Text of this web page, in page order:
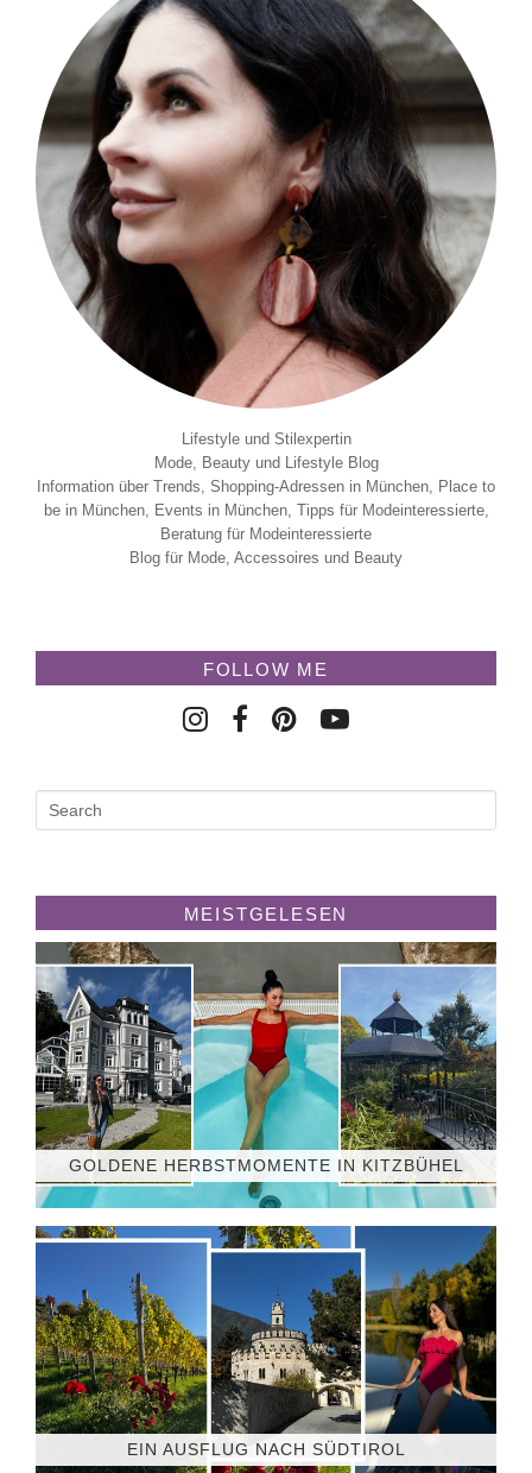
Lifestyle und Stilexpertin
Mode, Beauty und Lifestyle Blog
Information über Trends, Shopping-Adressen in München, Place to
be in München, Events in München, Tipps für Modeinteressierte,
Beratung für Modeinteressierte
Blog für Mode, Accessoires und Beauty
FOLLOW ME
MEISTGELESEN
GOLDENE HERBSTMOMENTE IN KITZBÜHEL
EIN AUSFLUG NACH SÜDTIROL